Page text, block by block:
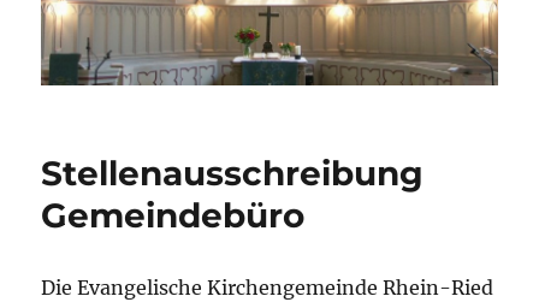
Stellenausschreibung
Gemeindebüro
Die Evangelische Kirchengemeinde Rhein-Ried